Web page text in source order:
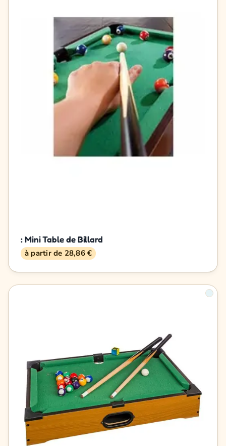
: Mini Table de Billard
à partir de 28,86 €